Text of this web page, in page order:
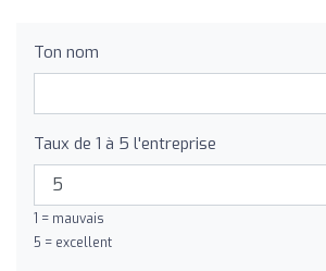
Ton nom
Taux de 1 à 5 l'entreprise
1 = mauvais
5 = excellent